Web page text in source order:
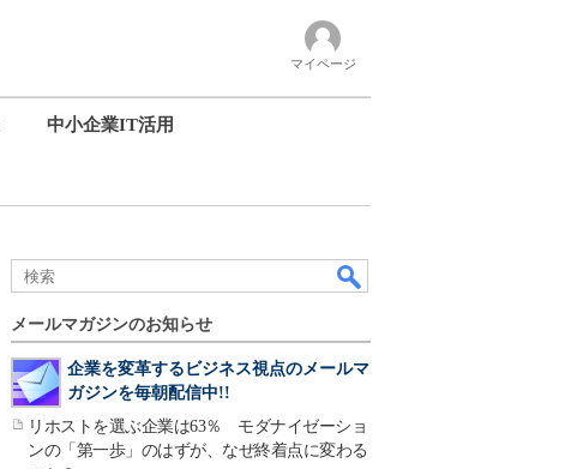
マイページ
中小企業IT活用
メールマガジンのお知らせ
企業を変革するビジネス視点のメールマ
ガジンを毎朝配信中!!
リホストを選ぶ企業は63％ モダナイゼーショ
ンの「第一歩」のはずが、なぜ終着点に変わる